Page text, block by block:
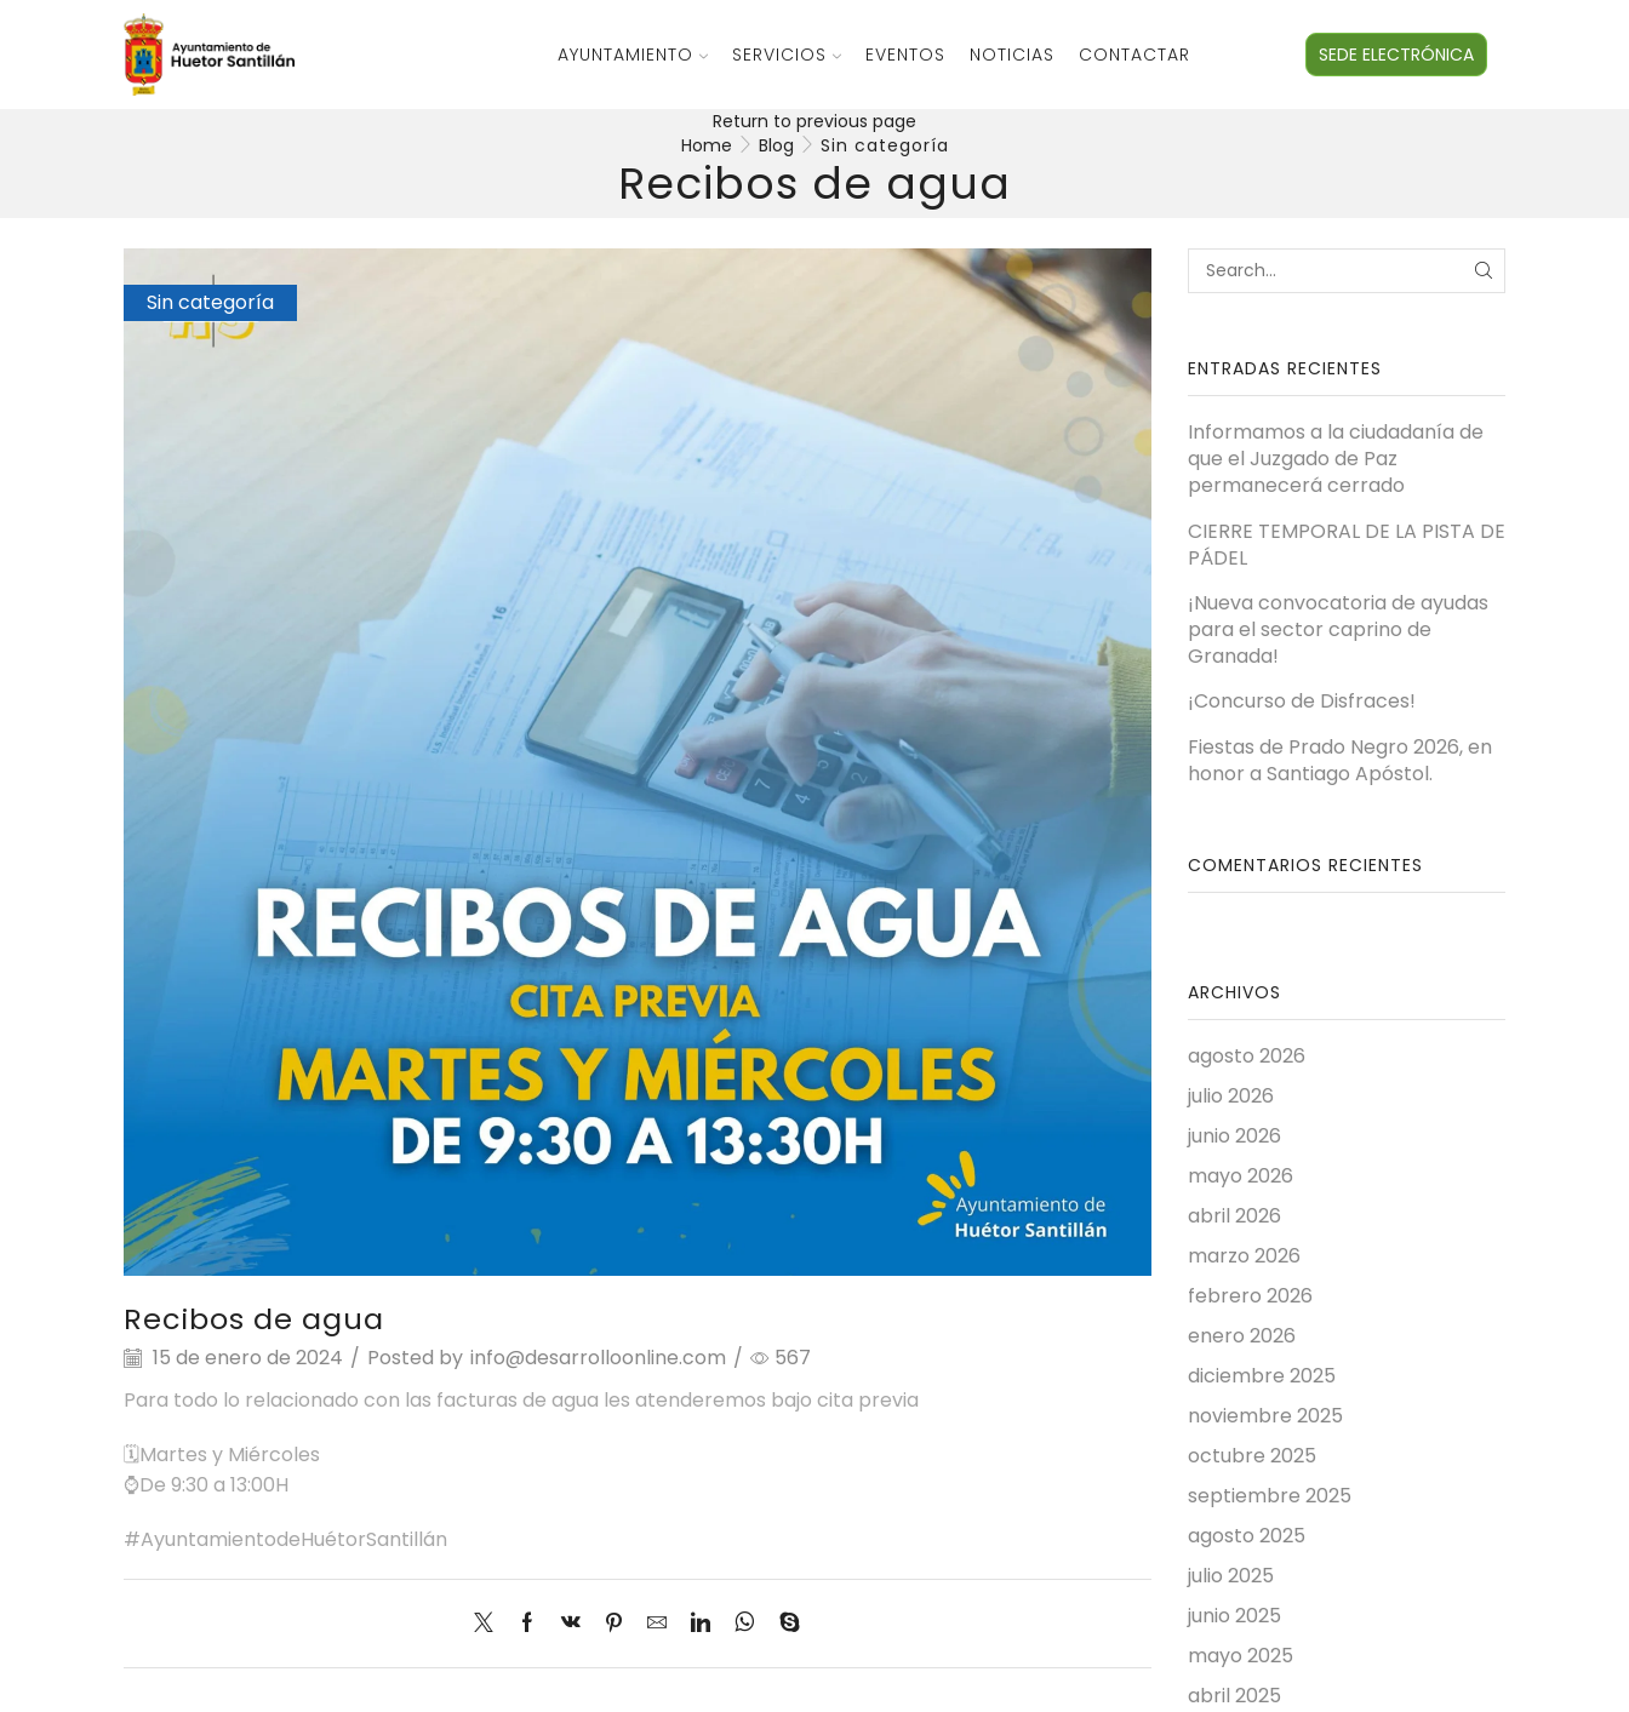
AYUNTAMIENTO SERVICIOS EVENTOS NOTICIAS CONTACTAR SEDE ELECTRÓNICA
Return to previous page
Home
Blog Sin categoría
Recibos de agua
Sin categoría
Recibos de agua
15 de enero de 2024 / Posted by info@desarrolloonline.com /
567
Para todo lo relacionado con las facturas de agua les atenderemos bajo cita previa
🗓️Martes y Miércoles
⌚️De 9:30 a 13:00H
#AyuntamientodeHuétorSantillán
ENTRADAS RECIENTES
Informamos a la ciudadanía de
que el Juzgado de Paz
permanecerá cerrado
CIERRE TEMPORAL DE LA PISTA DE
PÁDEL
¡Nueva convocatoria de ayudas
para el sector caprino de
Granada!
¡Concurso de Disfraces!
Fiestas de Prado Negro 2026, en
honor a Santiago Apóstol.
COMENTARIOS RECIENTES
ARCHIVOS
agosto 2026
julio 2026
junio 2026
mayo 2026
abril 2026
marzo 2026
febrero 2026
enero 2026
diciembre 2025
noviembre 2025
octubre 2025
septiembre 2025
agosto 2025
julio 2025
junio 2025
mayo 2025
abril 2025